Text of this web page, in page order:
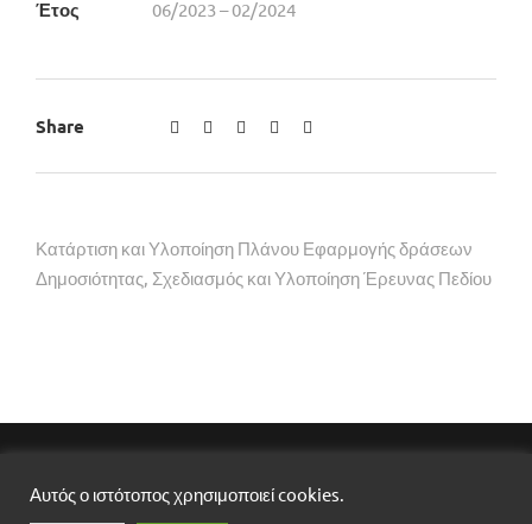
Έτος 06/2023 – 02/2024
Share
Κατάρτιση και Υλοποίηση Πλάνου Εφαρμογής δράσεων
Δημοσιότητας, Σχεδιασμός και Υλοποίηση Έρευνας Πεδίου
RESERVED
Αυτός ο ιστότοπος χρησιμοποιεί cookies.